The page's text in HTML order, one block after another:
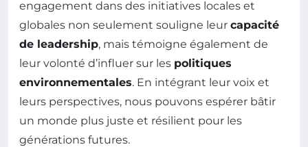
engagement dans des initiatives locales et
globales non seulement souligne leur capacité
de leadership, mais témoigne également de
leur volonté d’influer sur les politiques
environnementales. En intégrant leur voix et
leurs perspectives, nous pouvons espérer bâtir
un monde plus juste et résilient pour les
générations futures.